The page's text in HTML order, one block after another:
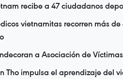
recibe a 47 ciudadanos
vietnamitas recorren más
a Asociación de
Tho impulsa el aprendizaje del